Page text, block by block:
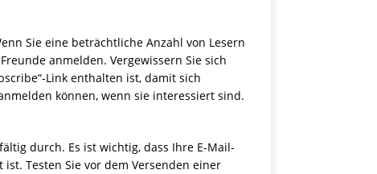
Sie eine beträchtliche Anzahl von Lesern
anmelden. Vergewissern Sie sich
Link enthalten ist, damit sich
können, wenn sie interessiert sind.
durch. Es ist wichtig, dass Ihre E-Mail-
Testen Sie vor dem Versenden einer